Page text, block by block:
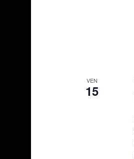
VEN
15